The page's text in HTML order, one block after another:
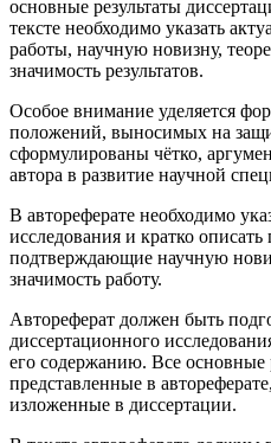
основные результаты
тексте необходимо указать
работы, научную новизну,
значимость результатов.
Особое внимание уделяется
положений, выносимых на
сформулированы чётко,
автора в развитие научной
В автореферате необходимо
исследования и кратко
подтверждающие научную
значимость работу.
Автореферат должен быть
диссертационного
его содержанию. Все основные
представленные в
изложенные в диссертации.